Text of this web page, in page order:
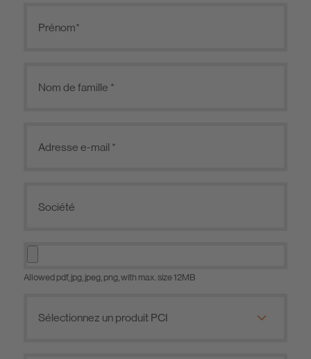
Allowed pdf, jpg, jpeg, png, with max. size 12MB